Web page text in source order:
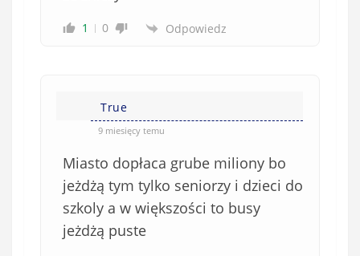
1 0 Odpowiedz
True
9 miesięcy temu
Miasto dopłaca grube miliony bo
jeżdżą tym tylko seniorzy i dzieci do
szkoly a w większości to busy
jeżdżą puste